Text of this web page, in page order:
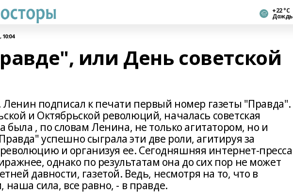
+22 °С
Дождь
или День советской
Ленин подписал к печати первый номер газеты "Правда".
и Октябрьской революций, началась советская
была , по словам Ленина, не только агитатором, но и
успешно сыграла эти две роли, агитируя за
и организуя ее. Сегодняшняя интернет-пресса
однако по результатам она до сих пор не может
давности, газетой. Ведь, несмотря на то, что в
наша сила, все равно, - в правде.